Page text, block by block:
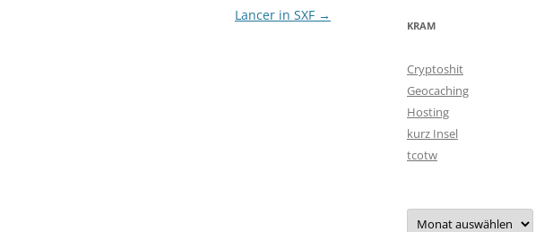
Lancer in SXF →
KRAM
Cryptoshit
Geocaching
Hosting
kurz Insel
tcotw
Archiv